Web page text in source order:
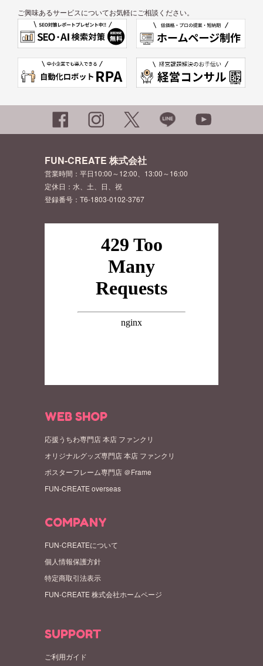
ご興味あるサービスについてお気軽にご相談ください。
FUN-CREATE 株式会社
営業時間：平日10:00～12:00、13:00～16:00
定休日：水、土、日、祝
登録番号：T6-1803-0102-3767
WEB SHOP
応援うちわ専門店 本店 ファンクリ
オリジナルグッズ専門店 本店 ファンクリ
ポスターフレーム専門店 ＠Frame
FUN-CREATE overseas
COMPANY
FUN-CREATEについて
個人情報保護方針
特定商取引法表示
FUN-CREATE 株式会社ホームページ
SUPPORT
ご利用ガイド